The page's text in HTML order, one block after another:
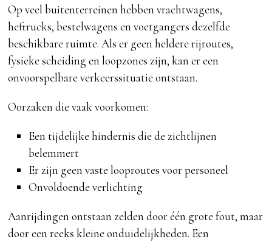
Op veel buitenterreinen hebben vrachtwagens,
heftrucks, bestelwagens en voetgangers dezelfde
beschikbare ruimte. Als er geen heldere rijroutes,
fysieke scheiding en loopzones zijn, kan er een
onvoorspelbare verkeerssituatie ontstaan.
Oorzaken die vaak voorkomen:
Een tijdelijke hindernis die de zichtlijnen
belemmert
Er zijn geen vaste looproutes voor personeel
Onvoldoende verlichting
Aanrijdingen ontstaan zelden door één grote fout, maar
door een reeks kleine onduidelijkheden. Een